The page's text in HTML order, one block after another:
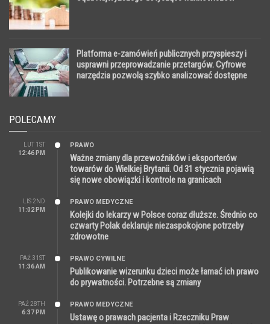
Platforma e-zamówień publicznych przyspieszy i
usprawni przeprowadzanie przetargów. Cyfrowe
narzędzia pozwolą szybko analizować dostępne
POLECAMY
LUT 1ST
12:46 PM
PRAWO
Ważne zmiany dla przewoźników i eksporterów
towarów do Wielkiej Brytanii. Od 31 stycznia pojawią
się nowe obowiązki i kontrole na granicach
LIS 2ND
11:02 PM
PRAWO MEDYCZNE
Kolejki do lekarzy w Polsce coraz dłuższe. Średnio co
czwarty Polak deklaruje niezaspokojone potrzeby
zdrowotne
PAŹ 31ST
11:36 AM
PRAWO CYWILNE
Publikowanie wizerunku dzieci może łamać ich prawo
do prywatności. Potrzebne są zmiany
PAŹ 28TH
6:37 PM
PRAWO MEDYCZNE
Ustawę o prawach pacjenta i Rzeczniku Praw